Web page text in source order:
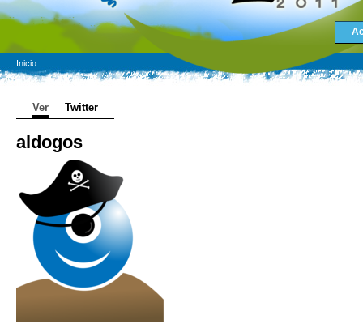
Inicio
Ver Twitter
aldogos